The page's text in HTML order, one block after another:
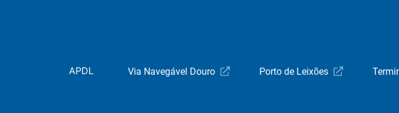
APDL Via Navegável Douro Porto de Leixões